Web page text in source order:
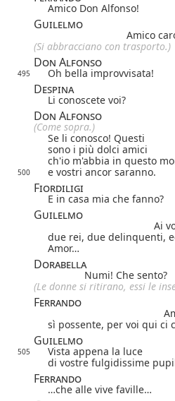
Amico Don Alfonso!
Guilelmo
Amico
(Si abbracciano con trasporto.)
Don Alfonso
495 Oh bella improvvisata!
Despina
Li conoscete voi?
Don Alfonso
(Come sopra.)
Se li conosco! Questi
sono i più dolci amici
ch'io m'abbia in questo
500 e vostri ancor saranno.
Fiordiligi
E in casa mia che fanno?
Guilelmo
Ai
due rei, due delinquenti,
Amor…
Dorabella
Numi! Che sento?
(Le donne si ritirano, essi le
Ferrando
sì possente, per voi qui ci
Guilelmo
505
Vista appena la luce
di vostre fulgidissime
Ferrando
…che alle vive faville…